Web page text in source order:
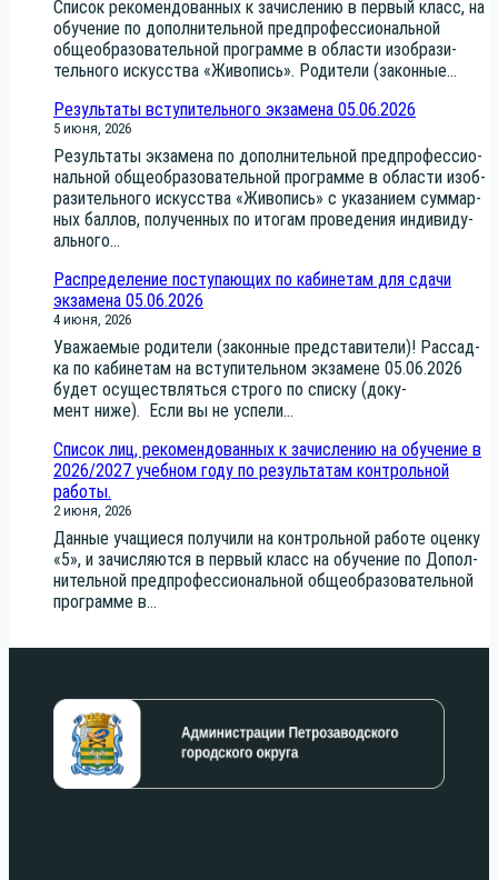
Спи­сок реко­мен­до­ван­ных к зачис­ле­нию в пер­вый класс, на
обу­че­ние по допол­ни­тель­ной пред­про­фес­си­о­наль­ной
обще­об­ра­зо­ва­тель­ной про­грам­ме в обла­сти изоб­ра­зи­
тель­но­го искус­ства «Живо­пись». Роди­те­ли (закон­ные...
Результаты вступительного экзамена 05.06.2026
5 июня, 2026
Резуль­та­ты экза­ме­на по допол­ни­тель­ной пред­про­фес­си­о­
наль­ной обще­об­ра­зо­ва­тель­ной про­грам­ме в обла­сти изоб­
ра­зи­тель­но­го искус­ства «Живо­пись» с ука­за­ни­ем сум­мар­
ных бал­лов, полу­чен­ных по ито­гам про­ве­де­ния инди­ви­ду­
аль­но­го...
Распределение поступающих по кабинетам для сдачи
экзамена 05.06.2026
4 июня, 2026
Ува­жа­е­мые роди­те­ли (закон­ные пред­ста­ви­те­ли)! Рас­сад­
ка по каби­не­там на всту­пи­тель­ном экза­мене 05.06.2026
будет осу­ществ­лять­ся стро­го по спис­ку (доку­
мент ниже). Если вы не успе­ли...
Список лиц, рекомендованных к зачислению на обучение в
2026/2027 учебном году по результатам контрольной
работы.
2 июня, 2026
Дан­ные уча­щи­е­ся полу­чи­ли на кон­троль­ной рабо­те оцен­ку
«5», и зачис­ля­ют­ся в пер­вый класс на обу­че­ние по Допол­
ни­тель­ной пред­про­фес­си­о­наль­ной обще­об­ра­зо­ва­тель­ной
про­грам­ме в...